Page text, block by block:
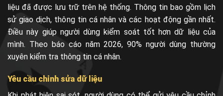
liệu đã được lưu trữ trên hệ thống. Thông tin bao gồm lịch
sử giao dịch, thông tin cá nhân và các hoạt động gần nhất.
Điều này giúp người dùng kiểm soát tốt hơn dữ liệu của
mình. Theo báo cáo năm 2026, 90% người dùng thường
xuyên kiểm tra thông tin cá nhân.
Yêu cầu chỉnh sửa dữ liệu